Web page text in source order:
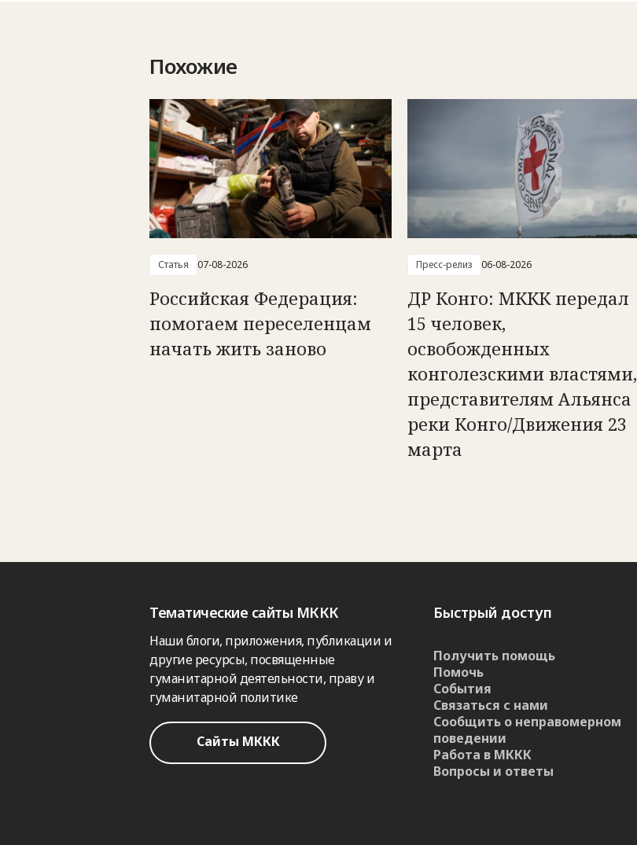
Похожие
Статья 07-08-2026
Российская Федерация:
помогаем переселенцам
начать жить заново
Пресс-релиз 06-08-2026
ДР Конго: МККК передал
15 человек,
освобожденных
конголезскими властями,
представителям Альянса
реки Конго/Движения 23
марта
Тематические сайты МККК
Наши блоги, приложения, публикации и
другие ресурсы, посвященные
гуманитарной деятельности, праву и
гуманитарной политике
Сайты МККК
Быстрый доступ
Получить помощь
Помочь
События
Связаться с нами
Сообщить о неправомерном
поведении
Работа в МККК
Вопросы и ответы